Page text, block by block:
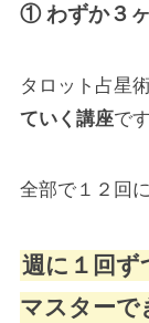
① わずか３
タロット占星
ていく講座です
全部で１２回
週に１回ず
マスターで